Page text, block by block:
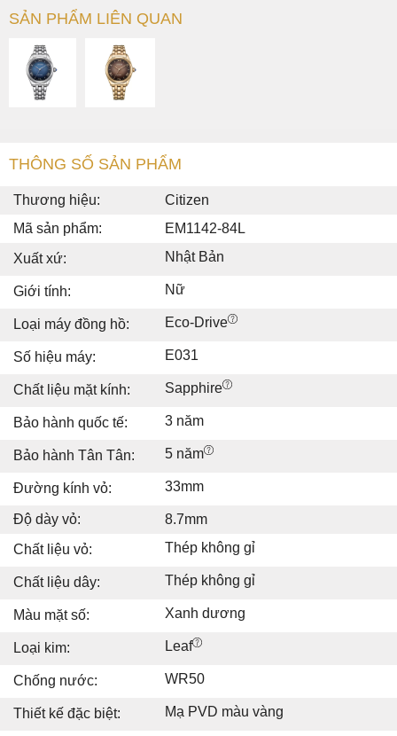
SẢN PHẨM LIÊN QUAN
THÔNG SỐ SẢN PHẨM
Thương hiệu:
Citizen
Mã sản phẩm:
EM1142-84L
Xuất xứ:
Nhật Bản
Giới tính: Nữ
Loại máy đồng hồ: Eco-Drive
Số hiệu máy: E031
Chất liệu mặt kính: Sapphire
Bảo hành quốc tế: 3 năm
Bảo hành Tân Tân: 5 năm
Đường kính vỏ: 33mm
Độ dày vỏ:
8.7mm
Chất liệu vỏ:
Thép không gỉ
Chất liệu dây: Thép không gỉ
Màu mặt số: Xanh dương
Loại kim: Leaf
Chống nước: WR50
Thiết kế đặc biệt: Mạ PVD màu vàng